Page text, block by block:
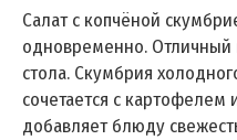
Салат с копчёной
одновременно. Отличный
стола. Скумбрия
сочетается с
добавляет блюду